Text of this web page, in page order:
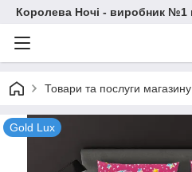
Королева Ночі - виробник №1
Товари та послуги
Gold Lux